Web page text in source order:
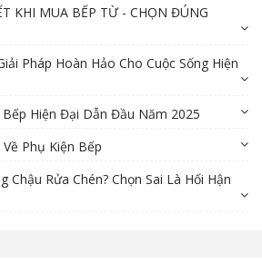
KHI MUA BẾP TỪ - CHỌN ĐÚNG
Pháp Hoàn Hảo Cho Cuộc Sống Hiện
Hiện Đại Dẫn Đầu Năm 2025
Phụ Kiện Bếp
Chậu Rửa Chén? Chọn Sai Là Hối Hận